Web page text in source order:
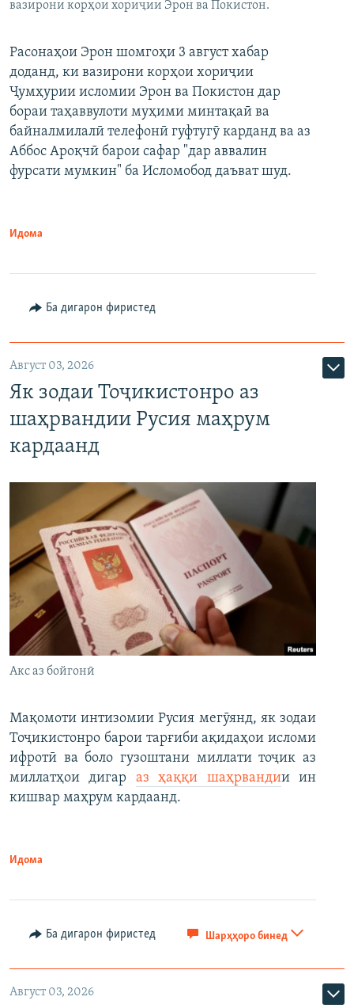
вазирони корҳои хориҷии Эрон ва Покистон.
Расонаҳои Эрон шомгоҳи 3 август хабар
доданд, ки вазирони корҳои хориҷии
Ҷумҳурии исломии Эрон ва Покистон дар
бораи таҳаввулоти муҳими минтақаӣ ва
байналмилалӣ телефонӣ гуфтугӯ карданд ва аз
Аббос Ароқчӣ барои сафар "дар аввалин
фурсати мумкин" ба Исломобод даъват шуд.
Идома
Ба дигарон фиристед
Август 03, 2026
Як зодаи Тоҷикистонро аз
шаҳрвандии Русия маҳрум
кардаанд
Акс аз бойгонӣ
Мақомоти интизомии Русия мегӯянд, як зодаи
Тоҷикистонро барои тарғиби ақидаҳои исломи
ифротӣ ва боло гузоштани миллати тоҷик аз
миллатҳои дигар аз ҳаққи шаҳрвандии ин
кишвар маҳрум кардаанд.
Идома
Ба дигарон фиристед Шарҳҳоро бинед
Август 03, 2026